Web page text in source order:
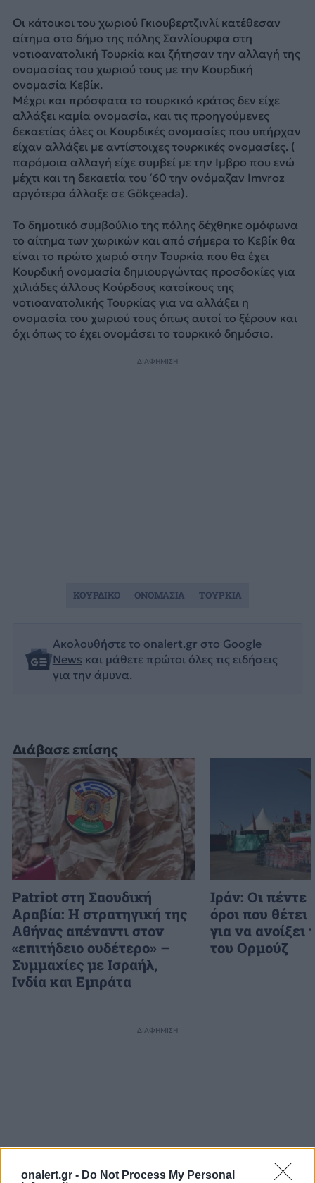
onalert.gr - Do Not Process My Personal
Διάβασε επίσης
Patriot στη Σαουδική
Αραβία: Η στρατηγική της
Αθήνας απέναντι στον
«επιτήδειο ουδέτερο» –
Συμμαχίες με Ισραήλ,
Ινδία και Εμιράτα
Ιράν: Οι πέντε
όροι που
για να ανοίξει
του Ορμούζ
Οι κάτοικοι του χωριού Γκιουβερτζινλί κατέθεσαν
αίτημα στο δήμο της πόλης Σανλίουρφα στη
νοτιοανατολική Τουρκία και ζήτησαν την αλλαγή της
ονομασίας του χωριού τους με την Κουρδική
ονομασία Κεβίκ.
Μέχρι και πρόσφατα το τουρκικό κράτος δεν είχε
αλλάξει καμία ονομασία, και τις προηγούμενες
δεκαετίας όλες οι Κουρδικές ονομασίες που υπήρχαν
είχαν αλλάξει με αντίστοιχες τουρκικές ονομασίες. (
παρόμοια αλλαγή είχε συμβεί με την Ιμβρο που ενώ
μέχτι και τη δεκαετία του ‘60 την ονόμαζαν Imvroz
αργότερα άλλαξε σε Gökçeada).
To δημοτικό συμβούλιο της πόλης δέχθηκε ομόφωνα
το αίτημα των χωρικών και από σήμερα το Κεβίκ θα
είναι το πρώτο χωριό στην Τουρκία που θα έχει
Κουρδική ονομασία δημιουργώντας προσδοκίες για
χιλιάδες άλλους Κούρδους κατοίκους της
νοτιοανατολικής Τουρκίας για να αλλάξει η
ονομασία του χωριού τους όπως αυτοί το ξέρουν και
όχι όπως το έχει ονομάσει το τουρκικό δημόσιο.
ΔΙΑΦΗΜΙΣΗ
Ακολουθήστε το onalert.gr στο Google
News και μάθετε πρώτοι όλες τις ειδήσεις
για την άμυνα.
ΚΟΥΡΔΙΚΟ ΟΝΟΜΑΣΙΑ ΤΟΥΡΚΙΑ
ΔΙΑΦΗΜΙΣΗ